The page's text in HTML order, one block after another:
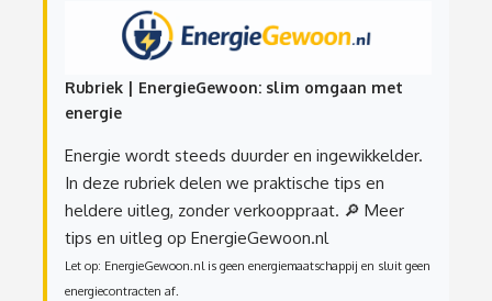
Rubriek | EnergieGewoon: slim omgaan met
energie
Energie wordt steeds duurder en ingewikkelder.
In deze rubriek delen we praktische tips en
heldere uitleg, zonder verkooppraat. 🔎 Meer
tips en uitleg op EnergieGewoon.nl
Let op: EnergieGewoon.nl is geen energiemaatschappij en sluit geen
energiecontracten af.